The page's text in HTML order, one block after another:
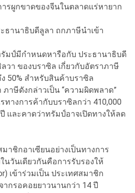
รผูกขาดของจีนในตลาดแร่หายาก
ธานาธิบดีลูลา ถกภาษีนำเข้า
รัมป์มีกำหนดหารือกับ ประธานาธิบดี
วา ของบราซิล เกี่ยวกับอัตราภาษี
50% สำหรับสินค้าบราซิล
าษีดังกล่าวเป็น “ความผิดพลาด”
ทางการค้ากับบราซิลกว่า 410,000
และคาดว่าทรัมป์อาจเปิดทางให้ลด
มาชิกอาเซียนอย่างเป็นทางการ
วันเดียวกันคือการรับรองให้
เข้าร่วมเป็น ประเทศสมาชิก
ากรอคอยยาวนานกว่า 14 ปี